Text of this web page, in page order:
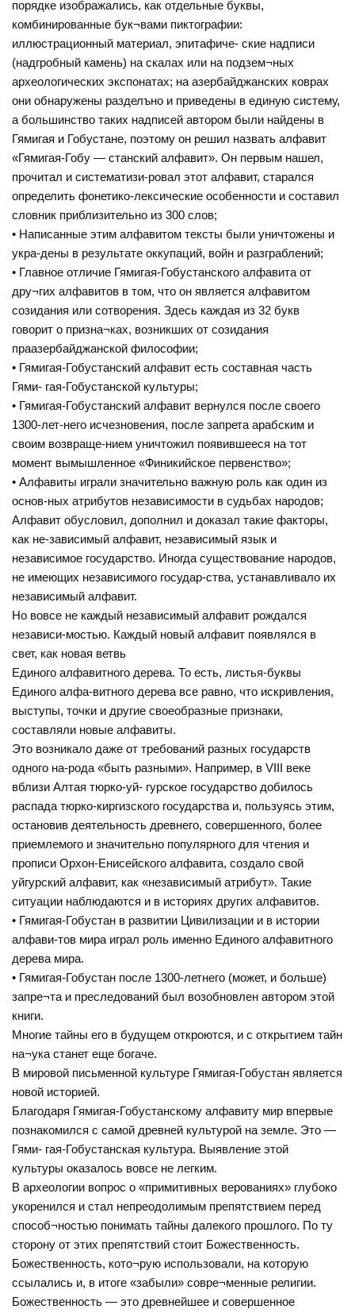
порядке изображались, как отдельные буквы,
комбинированные бук¬вами пиктографии:
иллюстрационный материал, эпитафиче- ские надписи
(надгробный камень) на скалах или на подзем¬ных
археологических экспонатах; на азербайджанских коврах
они обнаружены разделъно и приведены в единую систему,
а большинство таких надписей автором были найдены в
Гямигая и Гобустане, поэтому он решил назвать алфавит
«Гямигая-Гобу — станский алфавит». Он первым нашел,
прочитал и систематизи-ровал этот алфавит, старался
определить фонетико-лексические особенности и составил
словник приблизительно из 300 слов;
• Написанные этим алфавитом тексты были уничтожены и
укра-дены в результате оккупаций, войн и разграблений;
• Главное отличие Гямигая-Гобустанского алфавита от
дру¬гих алфавитов в том, что он является алфавитом
созидания или сотворения. Здесь каждая из 32 букв
говорит о призна¬ках, возникших от созидания
праазербайджанской философии;
• Гямигая-Гобустанский алфавит есть составная часть
Гями- гая-Гобустанской культуры;
• Гямигая-Гобустанский алфавит вернулся после своего
1300-лет-него исчезновения, после запрета арабским и
своим возвраще-нием уничтожил появившееся на тот
момент вымышленное «Финикийское первенство»;
• Алфавиты играли значительно важную роль как один из
основ-ных атрибутов независимости в судьбах народов;
Алфавит обусловил, дополнил и доказал такие факторы,
как не-зависимый алфавит, независимый язык и
независимое государство. Иногда существование народов,
не имеющих независимого государ-ства, устанавливало их
независимый алфавит.
Но вовсе не каждый независимый алфавит рождался
независи-мостью. Каждый новый алфавит появлялся в
свет, как новая ветвь
Единого алфавитного дерева. То есть, листья-буквы
Единого алфа-витного дерева все равно, что искривления,
выступы, точки и другие своеобразные признаки,
составляли новые алфавиты.
Это возникало даже от требований разных государств
одного на-рода «быть разными». Например, в VIII веке
вблизи Алтая тюрко-уй- гурское государство добилось
распада тюрко-киргизского государства и, пользуясь этим,
остановив деятельность древнего, совершенного, более
приемлемого и значительно популярного для чтения и
прописи Орхон-Енисейского алфавита, создало свой
уйгурский алфавит, как «независимый атрибут». Такие
ситуации наблюдаются и в историях других алфавитов.
• Гямигая-Гобустан в развитии Цивилизации и в истории
алфави-тов мира играл роль именно Единого алфавитного
дерева мира.
• Гямигая-Гобустан после 1300-летнего (может, и больше)
запре¬та и преследований был возобновлен автором этой
книги.
Многие тайны его в будущем откроются, и с открытием тайн
на¬ука станет еще богаче.
В мировой письменной культуре Гямигая-Гобустан является
новой историей.
Благодаря Гямигая-Гобустанскому алфавиту мир впервые
познакомился с самой древней культурой на земле. Это —
Гями- гая-Гобустанская культура. Выявление этой
культуры оказалось вовсе не легким.
В археологии вопрос о «примитивных верованиях» глубоко
укоренился и стал непреодолимым препятствием перед
способ¬ностью понимать тайны далекого прошлого. По ту
сторону от этих препятствий стоит Божественность.
Божественность, кото¬рую использовали, на которую
ссылались и, в итоге «забыли» совре¬менные религии.
Божественность — это древнейшее и совершенное